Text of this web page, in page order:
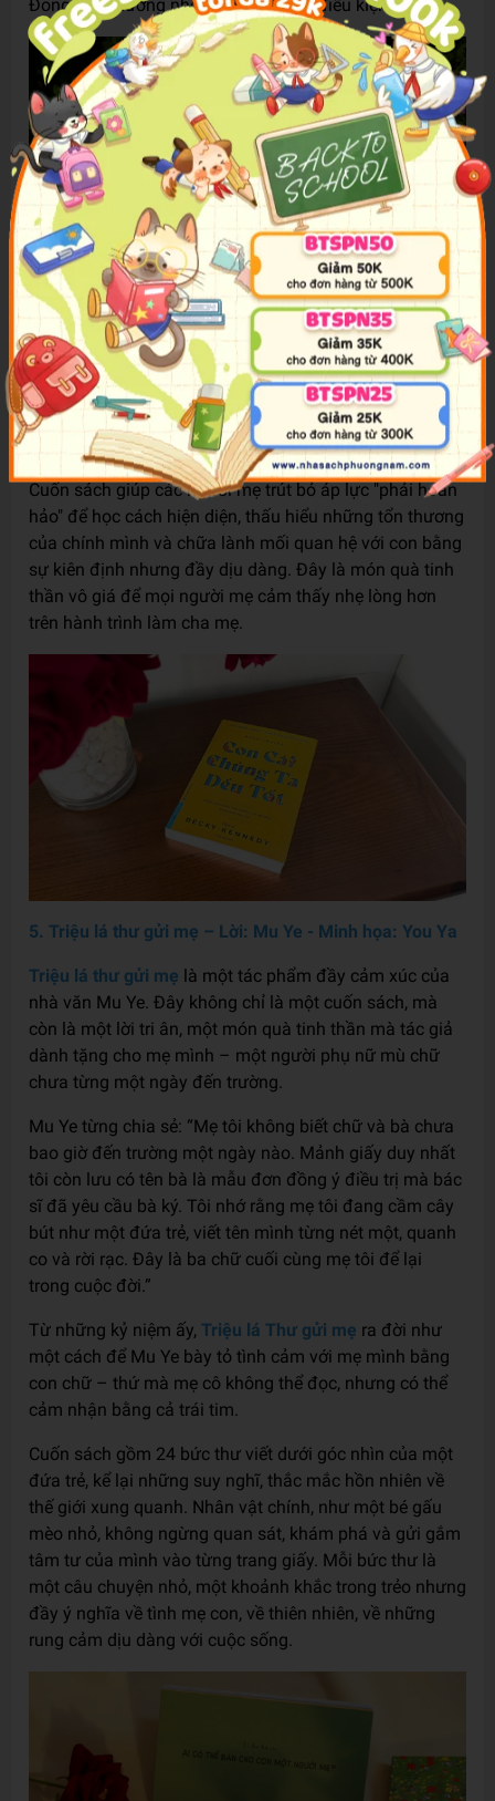
Đong đầy thương nhớ và tình yêu vô điều kiện.”
4. Con cái chúng ta đều tốt – TS. Becky Kennedy
Thay vì cung cấp những "chiến thuật" để trẻ nghe lời,
Con cái chúng ta đều tốtcủa Tiến sĩ Becky Kennedy là
một cuộc cách mạng về tư duy nuôi dạy con. Tác giả
khẳng định hành vi chỉ là phần nổi của tảng băng, ẩn
sâu bên dưới là thế giới cảm xúc cần được thấu hiểu.
Cuốn sách giúp các người mẹ trút bỏ áp lực "phải hoàn
hảo" để học cách hiện diện, thấu hiểu những tổn thương
của chính mình và chữa lành mối quan hệ với con bằng
sự kiên định nhưng đầy dịu dàng. Đây là món quà tinh
thần vô giá để mọi người mẹ cảm thấy nhẹ lòng hơn
trên hành trình làm cha mẹ.
5. Triệu lá thư gửi mẹ – Lời: Mu Ye - Minh họa: You Ya
Triệu lá thư gửi mẹ là một tác phẩm đầy cảm xúc của
nhà văn Mu Ye. Đây không chỉ là một cuốn sách, mà
còn là một lời tri ân, một món quà tinh thần mà tác giả
dành tặng cho mẹ mình – một người phụ nữ mù chữ
chưa từng một ngày đến trường.
Mu Ye từng chia sẻ: “Mẹ tôi không biết chữ và bà chưa
bao giờ đến trường một ngày nào. Mảnh giấy duy nhất
tôi còn lưu có tên bà là mẫu đơn đồng ý điều trị mà bác
sĩ đã yêu cầu bà ký. Tôi nhớ rằng mẹ tôi đang cầm cây
bút như một đứa trẻ, viết tên mình từng nét một, quanh
co và rời rạc. Đây là ba chữ cuối cùng mẹ tôi để lại
trong cuộc đời.”
Từ những kỷ niệm ấy, Triệu lá Thư gửi mẹ ra đời như
một cách để Mu Ye bày tỏ tình cảm với mẹ mình bằng
con chữ – thứ mà mẹ cô không thể đọc, nhưng có thể
cảm nhận bằng cả trái tim.
Cuốn sách gồm 24 bức thư viết dưới góc nhìn của một
đứa trẻ, kể lại những suy nghĩ, thắc mắc hồn nhiên về
thế giới xung quanh. Nhân vật chính, như một bé gấu
mèo nhỏ, không ngừng quan sát, khám phá và gửi gắm
tâm tư của mình vào từng trang giấy. Mỗi bức thư là
một câu chuyện nhỏ, một khoảnh khắc trong trẻo nhưng
đầy ý nghĩa về tình mẹ con, về thiên nhiên, về những
rung cảm dịu dàng với cuộc sống.